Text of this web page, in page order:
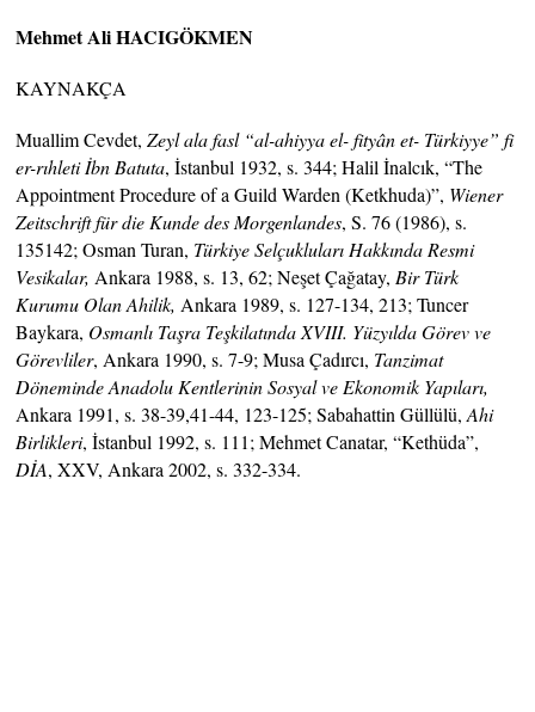
Mehmet Ali HACIGÖKMEN
KAYNAKÇA
Muallim Cevdet,Zeyl ala fasl “al-ahiyya el- fityân et- Türkiyye” fi
er-rıhleti İbn Batuta, İstanbul 1932, s. 344; Halil İnalcık, “The
Appointment Procedure of a Guild Warden (Ketkhuda)”, Wiener
Zeitschrift für die Kunde des Morgenlandes, S. 76 (1986), s.
135142; Osman Turan, Türkiye Selçukluları Hakkında Resmi
Vesikalar,Ankara 1988, s. 13, 62; Neşet Çağatay,Bir Türk
Kurumu Olan Ahilik,Ankara 1989, s. 127-134, 213; Tuncer
Baykara, Osmanlı Taşra Teşkilatında XVIII. Yüzyılda Görev ve
Görevliler, Ankara 1990, s. 7-9; Musa Çadırcı, Tanzimat
Döneminde Anadolu Kentlerinin Sosyal ve Ekonomik Yapıları,
Ankara 1991, s. 38-39,41-44, 123-125; Sabahattin Güllülü,Ahi
Birlikleri, İstanbul 1992, s. 111; Mehmet Canatar, “Kethüda”,
DİA, XXV, Ankara 2002, s. 332-334.